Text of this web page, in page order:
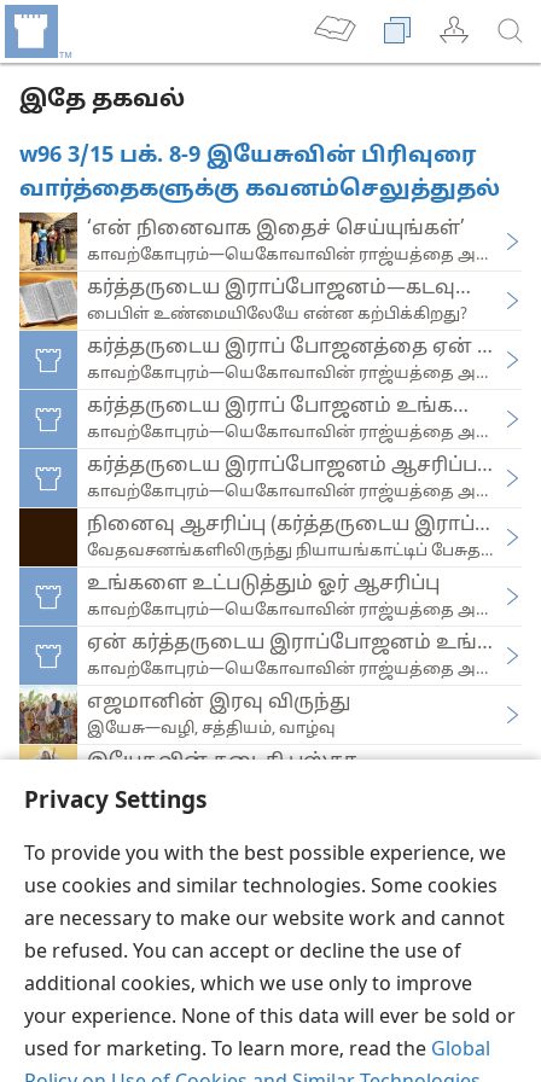
Privacy Settings
To provide you with the best possible experience, we
use cookies and similar technologies. Some cookies
are necessary to make our website work and cannot
be refused. You can accept or decline the use of
additional cookies, which we use only to improve
your experience. None of this data will ever be sold or
used for marketing. To learn more, read the Global
இதே தகவல்
w96 3/15 பக். 8-9 இயேசுவின் பிரிவுரை
வார்த்தைகளுக்கு கவனம்செலுத்துதல்
‘என் நினைவாக இதைச் செய்யுங்கள்’
காவற்கோபுரம்—யெகோவாவின் ராஜ்யத்தை
கர்த்தருடைய இராப்போஜனம்—கடவுளைக்
பைபிள் உண்மையிலேயே என்ன கற்பிக்கிறது?
கர்த்தருடைய இராப் போஜனத்தை ஏன்
காவற்கோபுரம்—யெகோவாவின் ராஜ்யத்தை
கர்த்தருடைய இராப் போஜனம் உங்களுக்கு
காவற்கோபுரம்—யெகோவாவின் ராஜ்யத்தை
கர்த்தருடைய இராப்போஜனம் ஆசரிப்பது
காவற்கோபுரம்—யெகோவாவின் ராஜ்யத்தை
நினைவு ஆசரிப்பு (கர்த்தருடைய
வேதவசனங்களிலிருந்து நியாயங்காட்டிப் பேசுதல்
உங்களை உட்படுத்தும் ஓர் ஆசரிப்பு
காவற்கோபுரம்—யெகோவாவின் ராஜ்யத்தை
ஏன் கர்த்தருடைய இராப்போஜனம்
காவற்கோபுரம்—யெகோவாவின் ராஜ்யத்தை
எஜமானின் இரவு விருந்து
இயேசு—வழி, சத்தியம், வாழ்வு
இயேசுவின் கடைசி பஸ்கா
பைபிள் சொல்லித்தரும் பாடங்கள்
விருப்பங்கள்
Copyright
© 2026 Watch Tower Bible and Tract Society of Pennsylvania
ப்ரைவசி செட்டிங்
உள்நுழையவும்